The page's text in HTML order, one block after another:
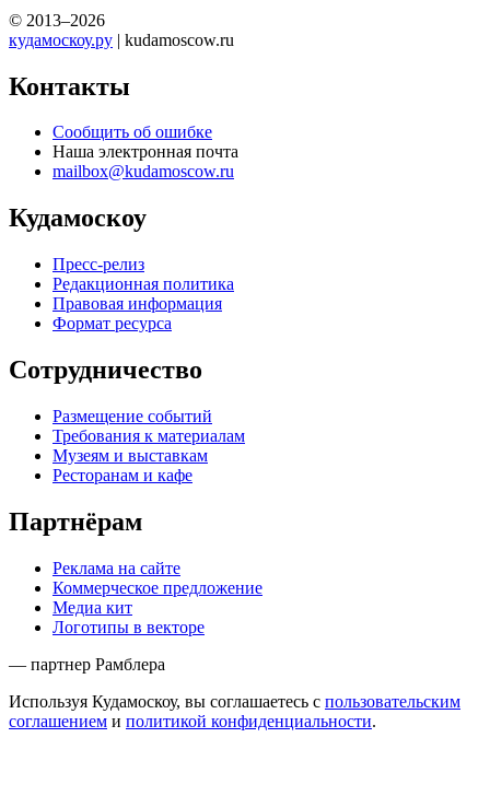
© 2013–2026
кудамоскоу.ру | kudamoscow.ru
Контакты
Сообщить об ошибке
Наша электронная почта
mailbox@kudamoscow.ru
Кудамоскоу
Пресс-релиз
Редакционная политика
Правовая информация
Формат ресурса
Сотрудничество
Размещение событий
Требования к материалам
Музеям и выставкам
Ресторанам и кафе
Партнёрам
Реклама на сайте
Коммерческое предложение
Медиа кит
Логотипы в векторе
— партнер Рамблера
Используя Кудамоскоу, вы соглашаетесь с пользовательским
соглашением и политикой конфиденциальности.